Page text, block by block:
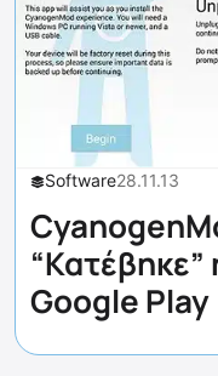
Software28.11.13
Google Play